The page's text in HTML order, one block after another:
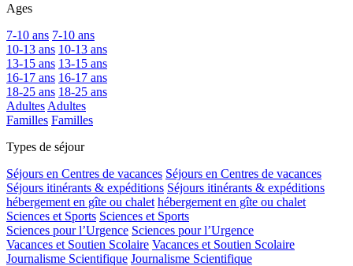
Ages
7-10 ans 7-10 ans
10-13 ans 10-13 ans
13-15 ans 13-15 ans
16-17 ans 16-17 ans
18-25 ans 18-25 ans
Adultes Adultes
Familles Familles
Types de séjour
Séjours en Centres de vacances Séjours en Centres de vacances
Séjours itinérants & expéditions Séjours itinérants & expéditions
hébergement en gîte ou chalet hébergement en gîte ou chalet
Sciences et Sports Sciences et Sports
Sciences pour l’Urgence Sciences pour l’Urgence
Vacances et Soutien Scolaire Vacances et Soutien Scolaire
Journalisme Scientifique Journalisme Scientifique